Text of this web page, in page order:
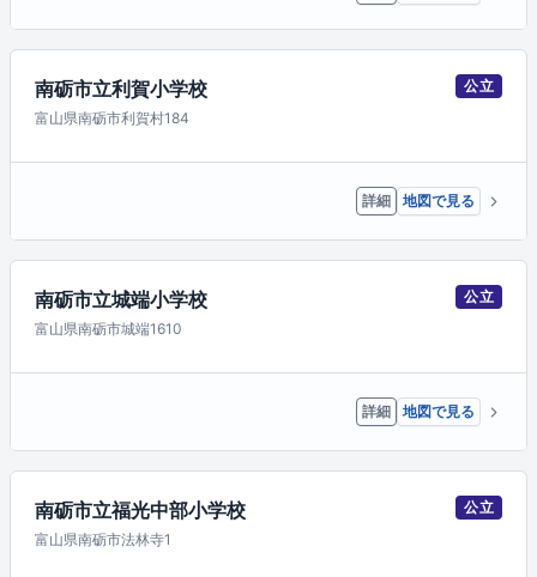
南砺市立利賀小学校
公立
富山県南砺市利賀村184
詳細 地図で見る
南砺市立城端小学校
公立
富山県南砺市城端1610
詳細 地図で見る
南砺市立福光中部小学校
公立
富山県南砺市法林寺1